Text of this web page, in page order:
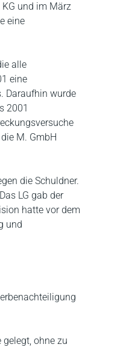
und im März
eine
alle
eine
Daraufhin wurde
2001
M. GmbH
die Schuldner.
LG gab der
hatte vor dem
und
ohne zu